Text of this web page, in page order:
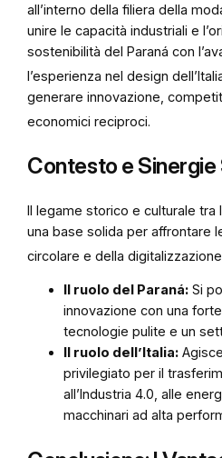
all’interno della filiera della
unire le capacità industriali e
sostenibilità del Paraná con
l’esperienza nel design
generare innovazione,
economici reciproci.
Contesto e
Il legame storico e culturale tra
una base solida per affrontare
circolare e della digitalizzazione
Il ruolo del Paraná: Si
innovazione con una
tecnologie pulite e un
Il ruolo dell’Italia:
privilegiato per il
all’Industria 4.0, alle
macchinari ad alta